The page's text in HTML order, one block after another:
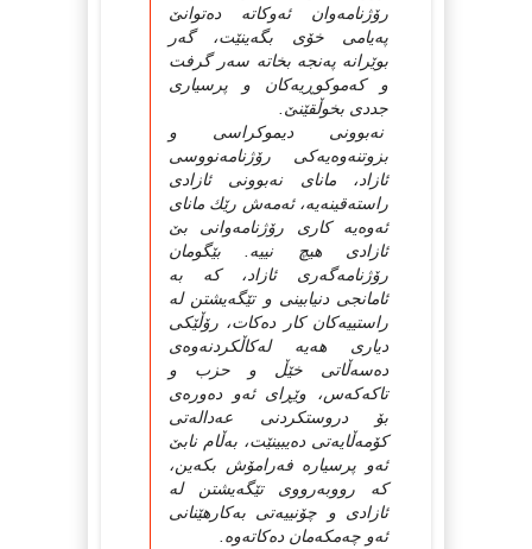
رۆژنامه‌وان ئه‌وكاته‌ ده‌توانێ
په‌یامى خۆى بگه‌ینێت، گه‌ر
بوێرانه‌ په‌نجه‌ بخاته‌ سه‌ر گرفت
و كه‌موكوڕیه‌كان و پرسیارى
جددى بخوڵقێنێ.
نه‌بوونى دیموكراسی و
بزوتنه‌وه‌یه‌كى رۆژنامه‌نووسى
ئازاد، ماناى نه‌بوونى ئازادى
راسته‌قینه‌یه‌، ئه‌مه‌ش رێك ماناى
ئه‌وه‌یه‌ كارى رۆژنامه‌وانی بێ
ئازادى هیچ نییه‌. بێگومان
رۆژنامه‌گه‌رى ئازاد، كه‌ به‌
ئامانجى دنیابینى و تێگه‌یشتن له‌
راستییه‌كان كار ده‌كات، رۆڵێكى
دیارى هه‌یه‌ له‌كاڵكردنه‌وه‌ى
ده‌سه‌ڵاتى خێڵ و حزب و
تاكه‌كه‌س، وێڕاى ئه‌و ده‌وره‌ى
بۆ دروستكردنى عه‌داله‌تى
كۆمه‌ڵایه‌تى ده‌یبینێت، به‌ڵام نابێ
ئه‌و پرسیاره‌ فه‌رامۆش بكه‌ین،
كه‌ رووبه‌رووى تێگه‌یشتن له‌
ئازادى و چۆنییه‌تى به‌كارهێنانی
ئه‌و چه‌مكه‌مان ده‌كاته‌وه‌.